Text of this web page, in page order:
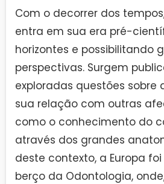
Com o decorrer dos
entra em sua era pré-
horizontes e possibilitando
perspectivas. Surgem
exploradas questões sobre
sua relação com outras
como o conhecimento do
através dos grandes
deste contexto, a Europa
berço da Odontologia,